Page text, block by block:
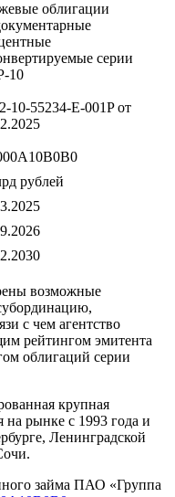
облигации
серии
10
10-55234-E-001P от
рублей
возможные
с чем агентство
рейтингом эмитента
облигаций серии
крупная
на рынке с 1993 года и
Ленинградской
займа ПАО «Группа